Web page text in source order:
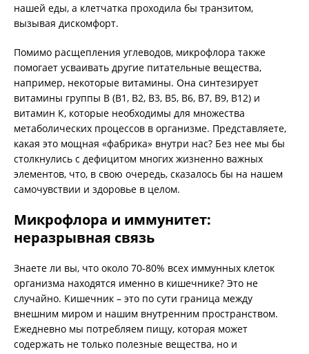
нашей еды, а клетчатка проходила бы транзитом,
вызывая дискомфорт.
Помимо расщепления углеводов, микрофлора также
помогает усваивать другие питательные вещества,
например, некоторые витамины. Она синтезирует
витамины группы В (В1, В2, В3, В5, В6, В7, В9, В12) и
витамин К, которые необходимы для множества
метаболических процессов в организме. Представляете,
какая это мощная «фабрика» внутри нас? Без нее мы бы
столкнулись с дефицитом многих жизненно важных
элементов, что, в свою очередь, сказалось бы на нашем
самочувствии и здоровье в целом.
Микрофлора и иммунитет:
неразрывная связь
Знаете ли вы, что около 70-80% всех иммунных клеток
организма находятся именно в кишечнике? Это не
случайно. Кишечник – это по сути граница между
внешним миром и нашим внутренним пространством.
Ежедневно мы потребляем пищу, которая может
содержать не только полезные вещества, но и